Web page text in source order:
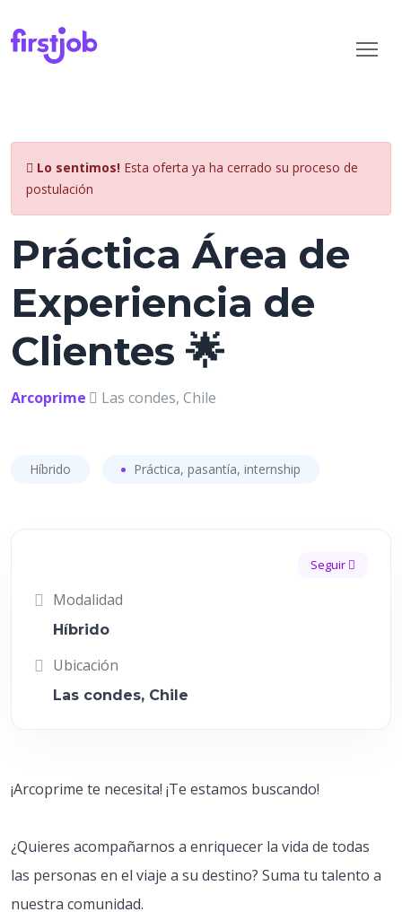
Lo sentimos! Esta oferta ya ha cerrado su proceso de
postulación
Práctica Área de
Experiencia de
Clientes 🌟
Arcoprime Las condes, Chile
Híbrido Práctica, pasantía, internship
Seguir
Modalidad
Híbrido
Ubicación
Las condes, Chile
¡Arcoprime te necesita! ¡Te estamos buscando!
¿Quieres acompañarnos a enriquecer la vida de todas
las personas en el viaje a su destino? Suma tu talento a
nuestra comunidad.